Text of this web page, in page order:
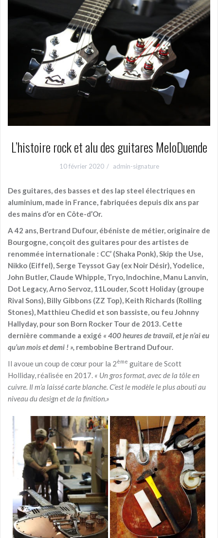
L’histoire rock et alu des guitares MeloDuende
10 février 2020 admin-signature
Des guitares, des basses et des lap steel électriques en
aluminium, made in France, fabriquées depuis dix ans par
des mains d’or en Côte-d’Or.
A 42 ans, Bertrand Dufour, ébéniste de métier, originaire de
Bourgogne, conçoit des guitares pour des artistes de
renommée internationale : CC’ (Shaka Ponk), Skip the Use,
Nikko (Eiffel), Serge Teyssot Gay (ex Noir Désir), Yodelice,
John Butler, Claude Whipple, Tryo, Indochine, Manu Lanvin,
Dot Legacy, Arno Servoz, 11Louder, Scott Holiday (groupe
Rival Sons), Billy Gibbons (ZZ Top), Keith Richards (Rolling
Stones), Matthieu Chedid et son bassiste, ou feu Johnny
Hallyday, pour son Born Rocker Tour de 2013. Cette
dernière commande a exigé « 400 heures de travail, et je n’ai eu
qu’un mois et demi ! », rembobine Bertrand Dufour
Il avoue un coup de cœur pour la 2ème guitare de Scott
Holliday, réalisée en 2017. « Un gros format, avec de la tôle en
cuivre. Il m’a laissé carte blanche. C’est le modèle le plus abouti au
niveau du design et de la finition.»